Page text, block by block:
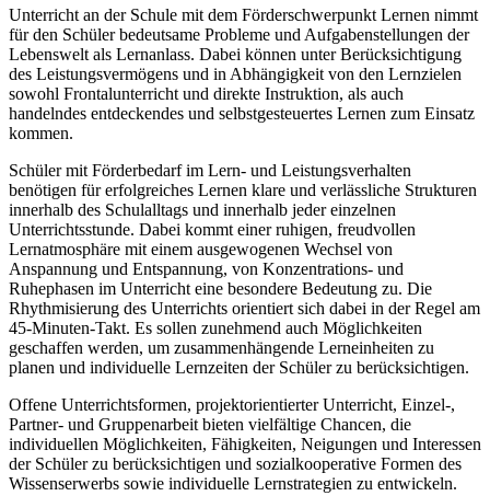
Unterricht an der Schule mit dem Förderschwerpunkt Lernen nimmt
für den Schüler bedeutsame Probleme und Aufgabenstellungen der
Lebenswelt als Lernanlass. Dabei können unter Berücksichtigung
des Leistungsvermögens und in Abhängigkeit von den Lernzielen
sowohl Frontalunterricht und direkte Instruktion, als auch
handelndes entdeckendes und selbstgesteuertes Lernen zum Einsatz
kommen.
Schüler mit Förderbedarf im Lern- und Leistungsverhalten
benötigen für erfolgreiches Lernen klare und verlässliche Strukturen
innerhalb des Schulalltags und innerhalb jeder einzelnen
Unterrichtsstunde. Dabei kommt einer ruhigen, freudvollen
Lernatmosphäre mit einem ausgewogenen Wechsel von
Anspannung und Entspannung, von Konzentrations- und
Ruhephasen im Unterricht eine besondere Bedeutung zu. Die
Rhythmisierung des Unterrichts orientiert sich dabei in der Regel am
45-Minuten-Takt. Es sollen zunehmend auch Möglichkeiten
geschaffen werden, um zusammenhängende Lerneinheiten zu
planen und individuelle Lernzeiten der Schüler zu berücksichtigen.
Offene Unterrichtsformen, projektorientierter Unterricht, Einzel-,
Partner- und Gruppenarbeit bieten vielfältige Chancen, die
individuellen Möglichkeiten, Fähigkeiten, Neigungen und Interessen
der Schüler zu berücksichtigen und sozialkooperative Formen des
Wissenserwerbs sowie individuelle Lernstrategien zu entwickeln.